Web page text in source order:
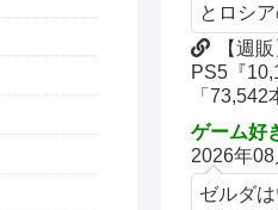
とロシ
【週
PS5『
「73,542
ゲーム好
2026年
ゼルダ